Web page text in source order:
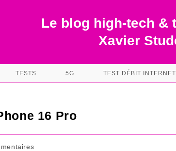
Le blog high-tech &
Xavier
TESTS 5G TEST DÉBIT INTERNET
16 Pro